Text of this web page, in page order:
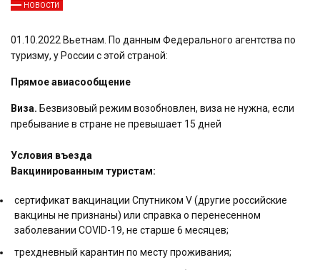
НОВОСТИ
01.10.2022 Вьетнам. По данным Федерального агентства по
туризму, у России с этой страной:
Прямое авиасообщение
Виза. Безвизовый режим возобновлен, виза не нужна, если
пребывание в стране не превышает 15 дней
Условия въезда
Вакцинированным туристам:
сертификат вакцинации Спутником V (другие российские
вакцины не признаны) или справка о перенесенном
заболевании COVID-19, не старше 6 месяцев;
трехдневный карантин по месту проживания;